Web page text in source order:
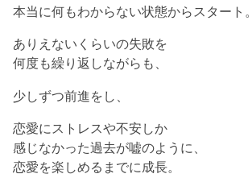
本当に何もわからない状態からスタート。
ありえないくらいの失敗を
何度も繰り返しながらも、
少しずつ前進をし、
恋愛にストレスや不安しか
感じなかった過去が嘘のように、
恋愛を楽しめるまでに成長。